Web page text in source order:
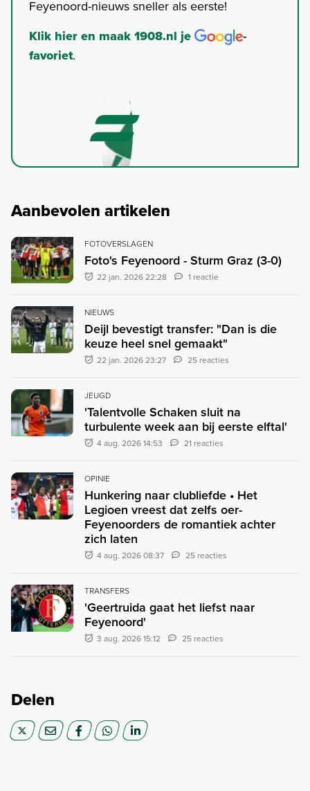
Feyenoord-nieuws sneller als eerste!
Klik hier en maak 1908.nl je
-
favoriet.
Aanbevolen artikelen
FOTOVERSLAGEN
Foto's Feyenoord - Sturm Graz (3-0)
22 jan. 2026 22:28 1 reactie
NIEUWS
Deijl bevestigt transfer: "Dan is die
keuze heel snel gemaakt"
22 jan. 2026 23:27 25 reacties
JEUGD
'Talentvolle Schaken sluit na
turbulente week aan bij eerste elftal'
4 aug. 2026 14:53 21 reacties
OPINIE
Hunkering naar clubliefde • Het
Legioen vreest dat zelfs oer-
Feyenoorders de romantiek achter
zich laten
4 aug. 2026 08:37 25 reacties
TRANSFERS
'Geertruida gaat het liefst naar
Feyenoord'
3 aug. 2026 15:12 25 reacties
Delen